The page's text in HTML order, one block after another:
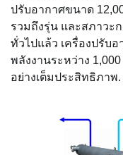
ปรับอากาศขนาด
รวมถึงรุ่น และสภาวะ
ทั่วไปแล้ว เครื่องปรับ
พลังงานระหว่าง
อย่างเต็มประสิทธิภาพ.